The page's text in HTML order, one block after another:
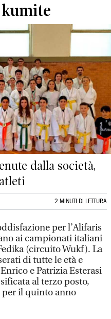
dalla società,
2 MINUTI DI LETTURA
per l’Alifaris
ai campionati italiani
(circuito Wukf). La
di tutte le età e
e Patrizia Esterasi
al terzo posto,
per il quinto anno